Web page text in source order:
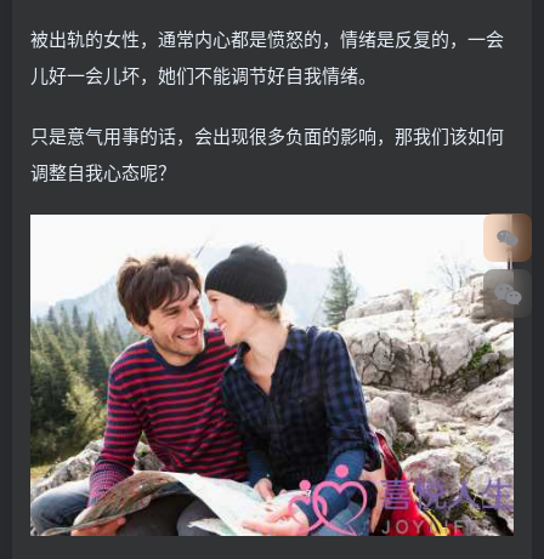
被出轨的女性，通常内心都是愤怒的，情绪是反复的，一会
儿好一会儿坏，她们不能调节好自我情绪。
只是意气用事的话，会出现很多负面的影响，那我们该如何
调整自我心态呢？